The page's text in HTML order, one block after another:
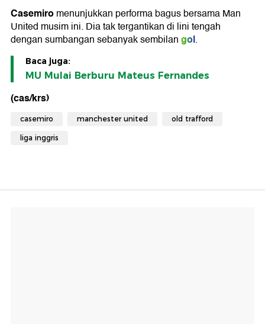
Casemiromenunjukkan performa bagus bersama Man
United musim ini. Dia tak tergantikan di lini tengah
dengan sumbangan sebanyak sembilangol.
Baca juga:
MU Mulai Berburu Mateus Fernandes
(cas/krs)
casemiro manchester united old trafford
liga inggris